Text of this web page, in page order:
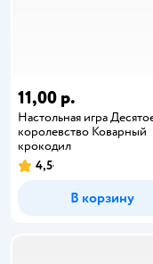
11,00 р.
Настольная игра
королевство Коварный
крокодил
4,5
В корзину